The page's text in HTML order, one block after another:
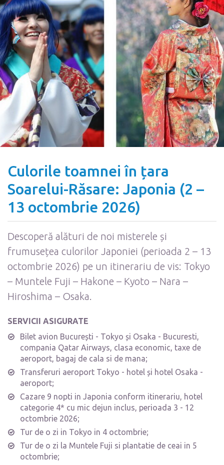
Culorile toamnei în țara
Soarelui-Răsare: Japonia (2 –
13 octombrie 2026)
Descoperă alături de noi misterele și
frumusețea culorilor Japoniei (perioada 2 – 13
octombrie 2026) pe un itinerariu de vis: Tokyo
– Muntele Fuji – Hakone – Kyoto – Nara –
Hiroshima – Osaka.
SERVICII ASIGURATE
Bilet avion București - Tokyo și Osaka - Bucuresti,
compania Qatar Airways, clasa economic, taxe de
aeroport, bagaj de cala si de mana;
Transferuri aeroport Tokyo - hotel și hotel Osaka -
aeroport;
Cazare 9 nopti in Japonia conform itinerariu, hotel
categorie 4* cu mic dejun inclus, perioada 3 - 12
octombrie 2026;
Tur de o zi in Tokyo in 4 octombrie;
Tur de o zi la Muntele Fuji si plantatie de ceai in 5
octombrie;